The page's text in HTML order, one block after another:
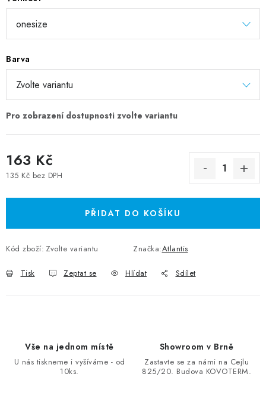
Barva
163 Kč
135 Kč bez DPH
PŘIDAT DO KOŠÍKU
Kód zboží: Zvolte variantu Značka:Atlantis
Tisk Zeptat se Hlídat Sdílet
Vše na jednom místě
U nás tiskneme i vyšíváme - od
10ks.
Showroom v Brně
Zastavte se za námi na Cejlu
825/20. Budova KOVOTERM.